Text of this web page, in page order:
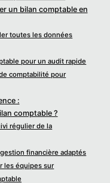
un bilan comptable en
toutes les données
pour un audit rapide
comptabilité pour
:
comptable ?
régulier de la
financière adaptés
les équipes sur